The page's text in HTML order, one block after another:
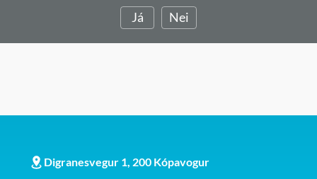
Já Nei
Digranesvegur 1, 200 Kópavogur